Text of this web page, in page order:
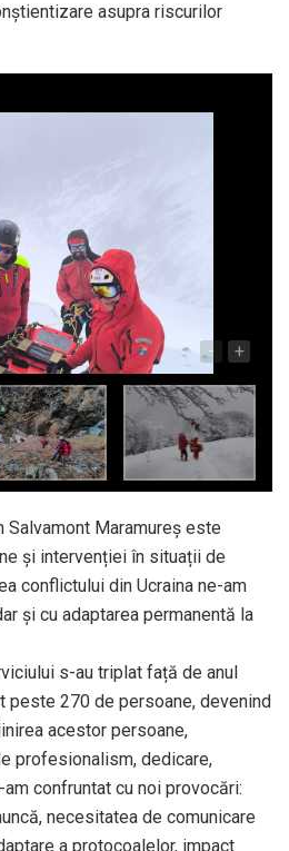
asupra riscurilor
- +
Maramureș este
și intervenției în situații de
conflictului din Ucraina ne-am
și cu adaptarea permanentă la
s-au triplat față de anul
peste 270 de persoane, devenind
acestor persoane,
profesionalism, dedicare,
confruntat cu noi provocări:
necesitatea de comunicare
a protocoalelor, impact